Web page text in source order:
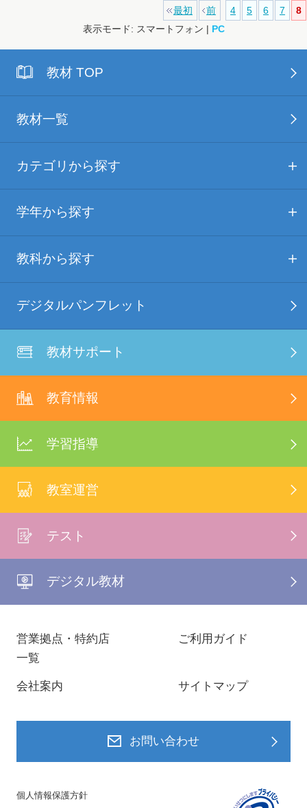
最初
前 4 5 6 7
8
表示モード: スマートフォン | PC
教材 TOP
教材一覧
カテゴリから探す
学年から探す
教科から探す
デジタルパンフレット
教材サポート
教育情報
学習指導
教室運営
テスト
デジタル教材
営業拠点・特約店
一覧
ご利用ガイド
会社案内 サイトマップ
お問い合わせ
個人情報保護方針